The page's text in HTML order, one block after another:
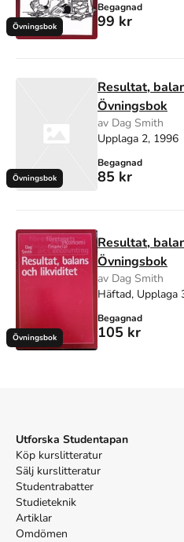
Övningsbok
Begagnad
99 kr
Övningsbok
Resultat,
Övningsbok
av Dag Smith
Upplaga 2, 1996
Begagnad
85 kr
Övningsbok
Resultat,
Övningsbok
av Dag Smith
Häftad, Upplaga
Begagnad
105 kr
Utforska Studentapan
Köp kurslitteratur
Sälj kurslitteratur
Studentrabatter
Studieteknik
Artiklar
Omdömen